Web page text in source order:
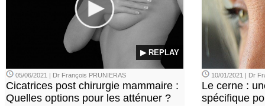
▶ REPLAY
05/06/2021 | Dr François PRUNIERAS
Cicatrices post chirurgie mammaire :
Quelles options pour les atténuer ?
10/01/2021 | Dr
Le cerne :
spécifique